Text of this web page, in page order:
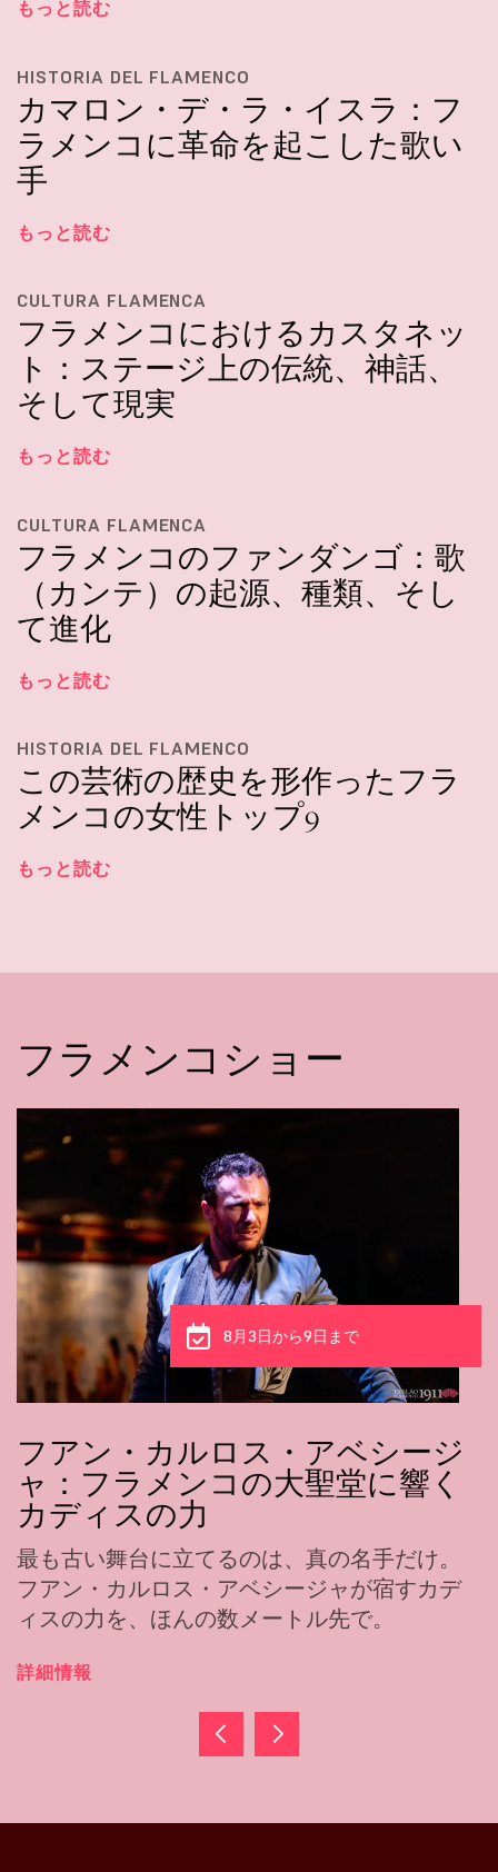
もっと読む
HISTORIA DEL FLAMENCO
カマロン・デ・ラ・イスラ：フ
ラメンコに革命を起こした歌い
手
もっと読む
CULTURA FLAMENCA
フラメンコにおけるカスタネッ
ト：ステージ上の伝統、神話、
そして現実
もっと読む
CULTURA FLAMENCA
フラメンコのファンダンゴ：歌
（カンテ）の起源、種類、そし
て進化
もっと読む
HISTORIA DEL FLAMENCO
この芸術の歴史を形作ったフラ
メンコの女性トップ9
もっと読む
フラメンコショー
8月3日から9日まで
フアン・カルロス・アベシージ
ャ：フラメンコの大聖堂に響く
カディスの力
最も古い舞台に立てるのは、真の名手だけ。
フアン・カルロス・アベシージャが宿すカデ
ィスの力を、ほんの数メートル先で。
詳細情報